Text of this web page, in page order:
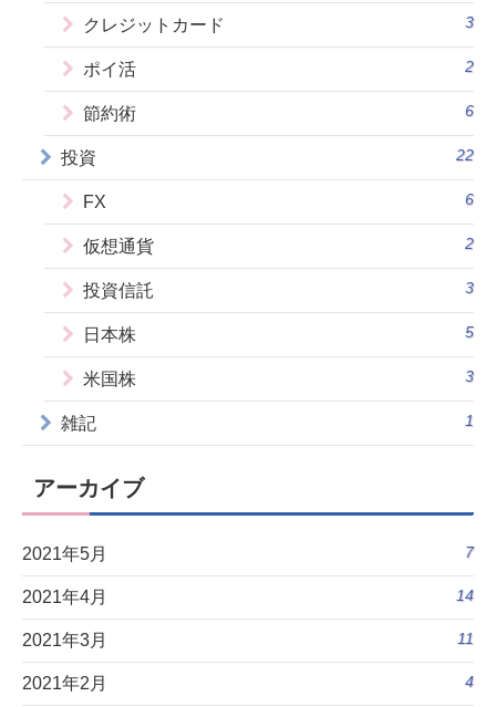
クレジットカード 3
ポイ活 2
節約術 6
投資 22
FX 6
仮想通貨 2
投資信託 3
日本株 5
米国株 3
雑記 1
アーカイブ
2021年5月 7
2021年4月 14
2021年3月 11
2021年2月 4